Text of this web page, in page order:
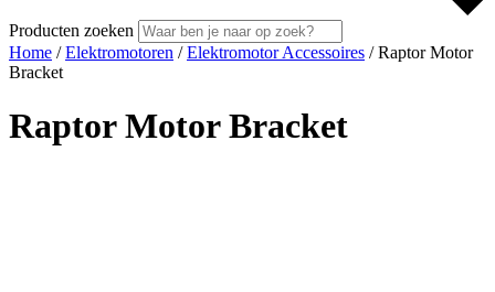
Producten zoeken
Home /Elektromotoren /Elektromotor Accessoires / Raptor Motor
Bracket
Raptor Motor Bracket